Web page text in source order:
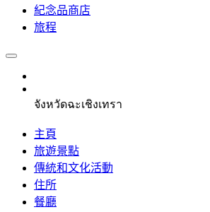
紀念品商店
旅程
จังหวัดฉะเชิงเทรา
主頁
旅遊景點
傳統和文化活動
住所
餐廳